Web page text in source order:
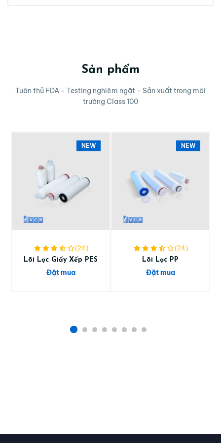
Sản phẩm
Tuân thủ FDA - Testing nghiêm ngặt - Sản xuất trong môi
trường Class 100
NEW
(24)
Lõi Lọc Giấy Xếp PES
Đặt mua
NEW
(24)
Lõi Lọc PP
Đặt mua